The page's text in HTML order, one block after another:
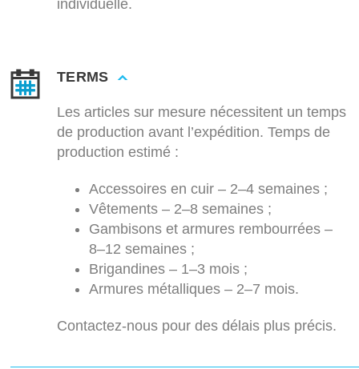
individuelle.
TERMS
Les articles sur mesure nécessitent un temps
de production avant l’expédition. Temps de
production estimé :
Accessoires en cuir – 2–4 semaines ;
Vêtements – 2–8 semaines ;
Gambisons et armures rembourrées –
8–12 semaines ;
Brigandines – 1–3 mois ;
Armures métalliques – 2–7 mois.
Contactez-nous pour des délais plus précis.